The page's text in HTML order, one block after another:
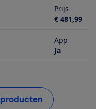
Prijs
€ 481,99
App
Ja